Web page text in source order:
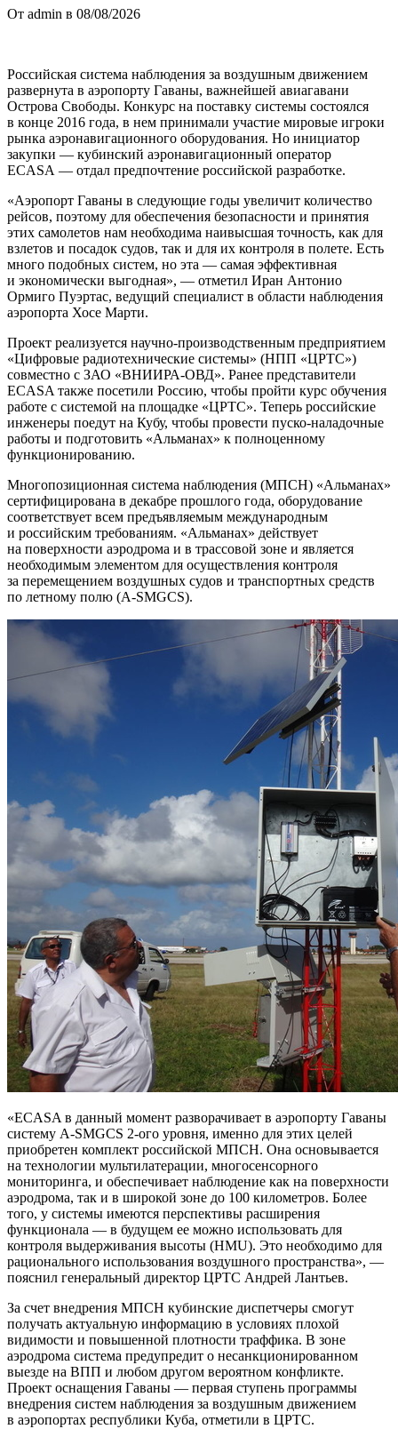
От admin в 08/08/2026
Российская система наблюдения за воздушным движением
развернута в аэропорту Гаваны, важнейшей авиагавани
Острова Свободы. Конкурс на поставку системы состоялся
в конце 2016 года, в нем принимали участие мировые игроки
рынка аэронавигационного оборудования. Но инициатор
закупки — кубинский аэронавигационный оператор
ECASA — отдал предпочтение российской разработке.
«Аэропорт Гаваны в следующие годы увеличит количество
рейсов, поэтому для обеспечения безопасности и принятия
этих самолетов нам необходима наивысшая точность, как для
взлетов и посадок судов, так и для их контроля в полете. Есть
много подобных систем, но эта — самая эффективная
и экономически выгодная», — отметил Иран Антонио
Ормиго Пуэртас, ведущий специалист в области наблюдения
аэропорта Хосе Марти.
Проект реализуется научно-производственным предприятием
«Цифровые радиотехнические системы» (НПП «ЦРТС»)
совместно с ЗАО «ВНИИРА-ОВД». Ранее представители
ECASA также посетили Россию, чтобы пройти курс обучения
работе с системой на площадке «ЦРТС». Теперь российские
инженеры поедут на Кубу, чтобы провести пуско-наладочные
работы и подготовить «Альманах» к полноценному
функционированию.
Многопозиционная система наблюдения (МПСН) «Альманах»
сертифицирована в декабре прошлого года, оборудование
соответствует всем предъявляемым международным
и российским требованиям. «Альманах» действует
на поверхности аэродрома и в трассовой зоне и является
необходимым элементом для осуществления контроля
за перемещением воздушных судов и транспортных средств
по летному полю (A-SMGCS).
«ECASA в данный момент разворачивает в аэропорту Гаваны
систему A-SMGCS 2-ого уровня, именно для этих целей
приобретен комплект российской МПСН. Она основывается
на технологии мультилатерации, многосенсорного
мониторинга, и обеспечивает наблюдение как на поверхности
аэродрома, так и в широкой зоне до 100 километров. Более
того, у системы имеются перспективы расширения
функционала — в будущем ее можно использовать для
контроля выдерживания высоты (HMU). Это необходимо для
рационального использования воздушного пространства», —
пояснил генеральный директор ЦРТС Андрей Лантьев.
За счет внедрения МПСН кубинские диспетчеры смогут
получать актуальную информацию в условиях плохой
видимости и повышенной плотности траффика. В зоне
аэродрома система предупредит о несанкционированном
выезде на ВПП и любом другом вероятном конфликте.
Проект оснащения Гаваны — первая ступень программы
внедрения систем наблюдения за воздушным движением
в аэропортах республики Куба, отметили в ЦРТС.